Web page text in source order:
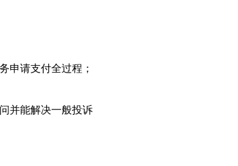
申请支付全过程；
并能解决一般投诉